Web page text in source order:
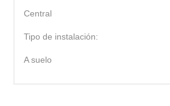
Central
Tipo de instalación:
A suelo